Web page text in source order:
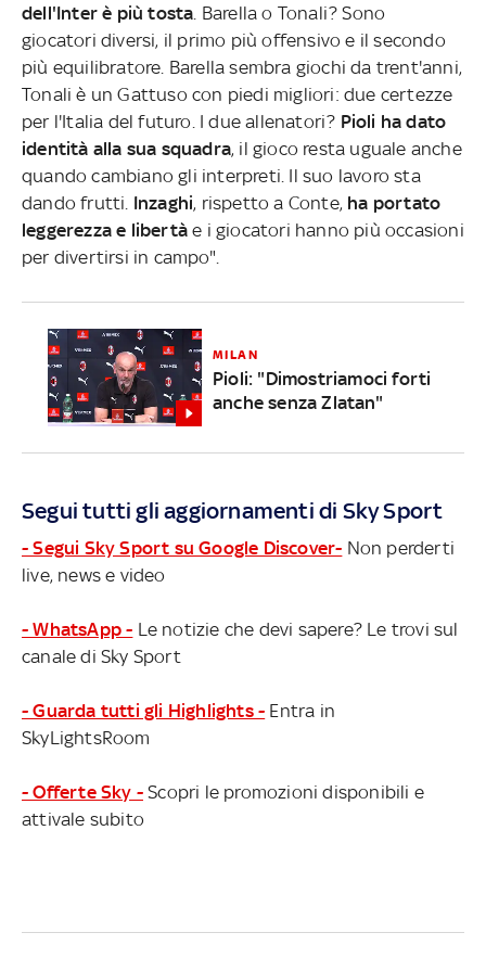
dell'Inter è più tosta . Barella o Tonali? Sono
giocatori diversi, il primo più offensivo e il secondo
più equilibratore. Barella sembra giochi da trent'anni,
Tonali è un Gattuso con piedi migliori: due certezze
per l'Italia del futuro. I due allenatori? Pioli ha dato
identità alla sua squadra, il gioco resta uguale anche
quando cambiano gli interpreti. Il suo lavoro sta
dando frutti. Inzaghi, rispetto a Conte, ha portato
leggerezza e libertà e i giocatori hanno più occasioni
per divertirsi in campo".
MILAN
Pioli: "Dimostriamoci forti
anche senza Zlatan"
Segui tutti gli aggiornamenti di Sky Sport
- Segui Sky Sport su Google Discover- Non perderti
live, news e video
- WhatsApp - Le notizie che devi sapere? Le trovi sul
canale di Sky Sport
- Guarda tutti gli Highlights - Entra in
SkyLightsRoom
- Offerte Sky - Scopri le promozioni disponibili e
attivale subito